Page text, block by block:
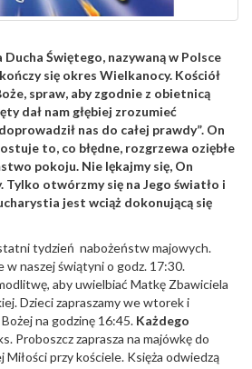
Świętego, nazywaną w Polsce
się okres Wielkanocy. Kościół
spraw, aby zgodnie z obietnicą
dał nam głębiej zrozumieć
nas do całej prawdy”. On
to, co błędne, rozgrzewa oziębłe
pokoju. Nie lękajmy się, On
Tylko otwórzmy się na Jego światło i
jest wciąż dokonującą się
tydzień nabożeństw majowych.
w naszej świątyni o godz. 17:30.
aby uwielbiać Matkę Zbawiciela
Dzieci zapraszamy we wtorek i
na godzinę 16:45. Każdego
Proboszcz zaprasza na majówkę do
przy kościele. Księża odwiedzą